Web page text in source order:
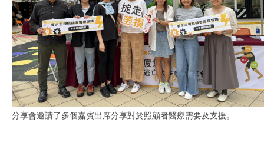
分享會邀請了多個嘉賓出席分享對於照顧者醫療需要及支援。